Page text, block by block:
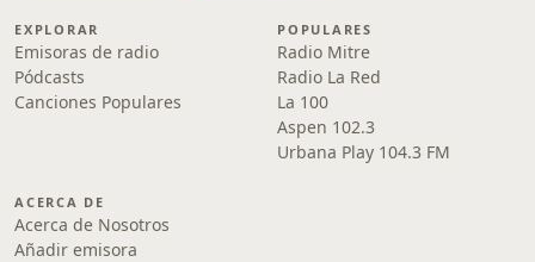
EXPLORAR
Emisoras de radio
Pódcasts
Canciones Populares
POPULARES
Radio Mitre
Radio La Red
La 100
Aspen 102.3
Urbana Play 104.3 FM
ACERCA DE
Acerca de Nosotros
Añadir emisora